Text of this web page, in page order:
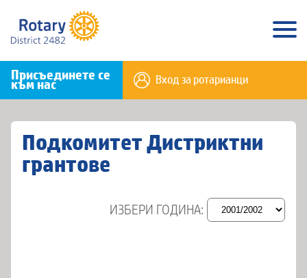
Присъединете се
към нас Вход за ротарианци
Подкомитет Дистриктни
грантове
ИЗБЕРИ ГОДИНА: